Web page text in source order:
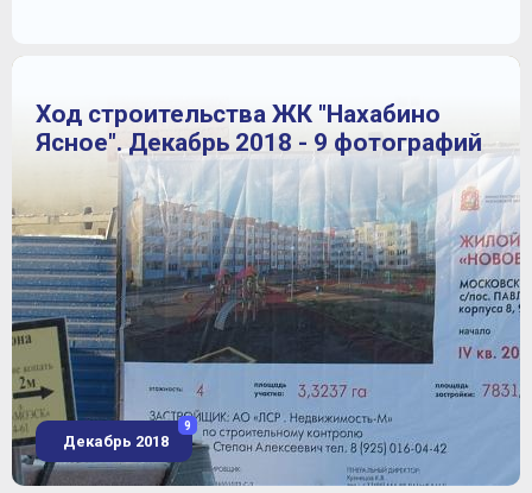
Ход строительства ЖК "Нахабино
Ясное". Декабрь 2018 - 9 фотографий
Декабрь 2018
9